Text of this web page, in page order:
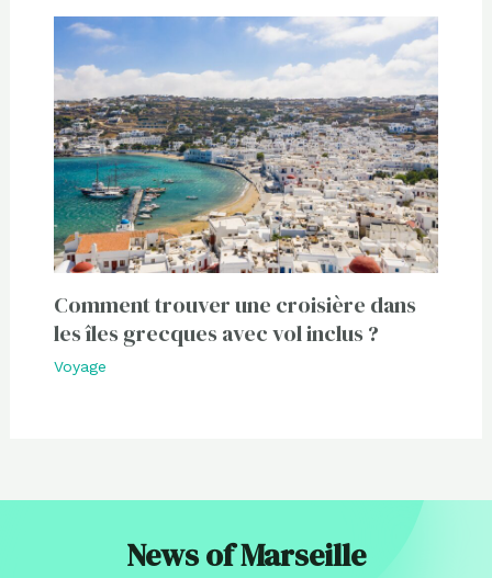
Comment trouver une croisière dans
les îles grecques avec vol inclus ?
Voyage
News of Marseille